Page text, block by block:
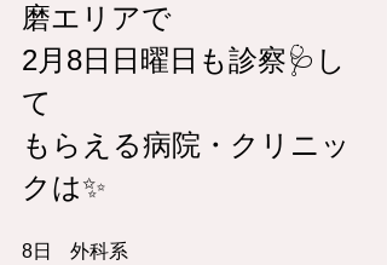
磨エリアで
2月8日日曜日も診察🩺し
て
もらえる病院・クリニッ
クは✨